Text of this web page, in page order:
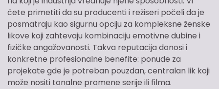
ćete primetiti da su producenti i režiseri počeli da je
posmatraju kao sigurnu opciju za kompleksne ženske
likove koji zahtevaju kombinaciju emotivne dubine i
fizičke angažovanosti. Takva reputacija donosi i
konkretne profesionalne benefite: ponude za
projekate gde je potreban pouzdan, centralan lik koji
može nositi tonalne promene serije ili filma.